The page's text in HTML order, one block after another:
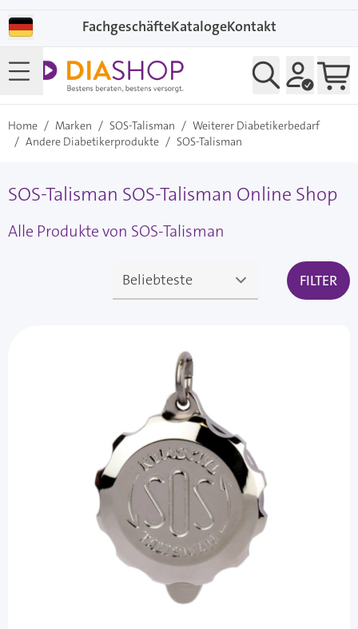
FachgeschäfteKatalogeKontakt
Home / Marken / SOS-Talisman / Weiterer Diabetikerbedarf
/ Andere Diabetikerprodukte / SOS-Talisman
SOS-Talisman SOS-Talisman Online Shop
Alle Produkte von SOS-Talisman
FILTER